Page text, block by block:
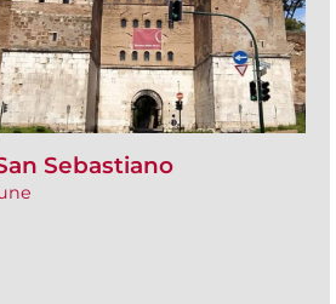
Sebastiano